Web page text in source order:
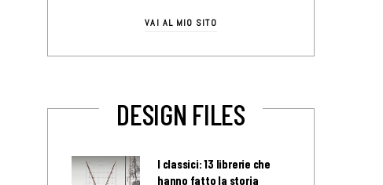
VAI AL MIO SITO
DESIGN FILES
I classici: 13 librerie che
hanno fatto la storia